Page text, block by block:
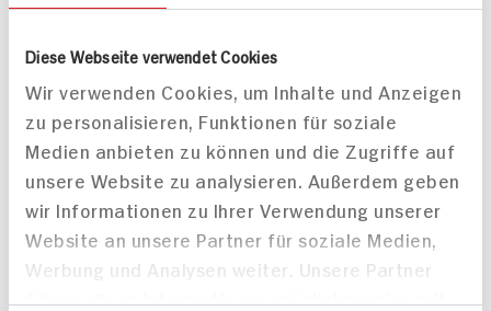
Diese Webseite verwendet Cookies
Wir verwenden Cookies, um Inhalte und Anzeigen
zu personalisieren, Funktionen für soziale
Medien anbieten zu können und die Zugriffe auf
unsere Website zu analysieren. Außerdem geben
wir Informationen zu Ihrer Verwendung unserer
Website an unsere Partner für soziale Medien,
Werbung und Analysen weiter. Unsere Partner